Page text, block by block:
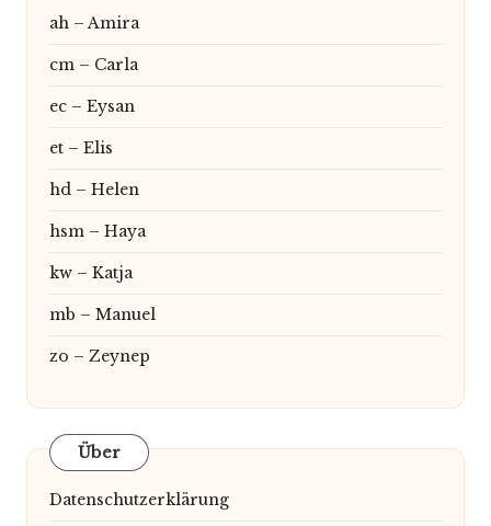
ah – Amira
cm – Carla
ec – Eysan
et – Elis
hd – Helen
hsm – Haya
kw – Katja
mb – Manuel
zo – Zeynep
Über
Datenschutzerklärung